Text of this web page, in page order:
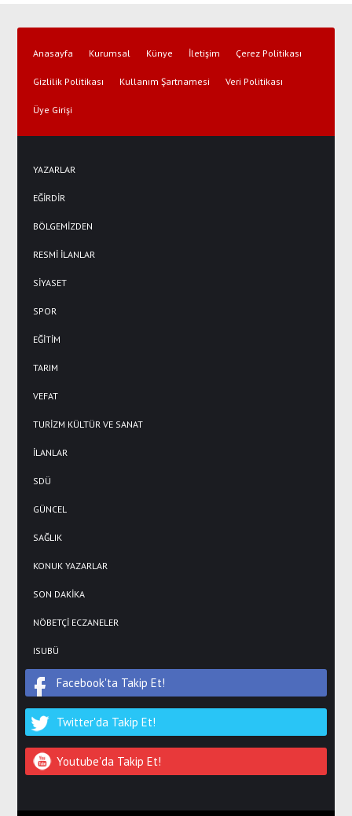
Anasayfa Kurumsal Künye İletişim Çerez Politikası
Gizlilik Politikası Kullanım Şartnamesi Veri Politikası
Üye Girişi
YAZARLAR
EĞİRDİR
BÖLGEMİZDEN
RESMİ İLANLAR
SİYASET
SPOR
EĞİTİM
TARIM
VEFAT
TURİZM KÜLTÜR VE SANAT
İLANLAR
SDÜ
GÜNCEL
SAĞLIK
KONUK YAZARLAR
SON DAKİKA
NÖBETÇİ ECZANELER
ISUBÜ
Facebook'ta Takip Et!
Twitter'da Takip Et!
Youtube'da Takip Et!